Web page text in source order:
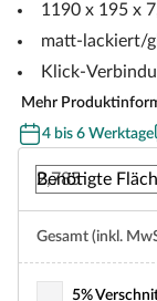
1190 x 195 x
matt-lackiert/
Klick-
Mehr
4 bis 6 Werktage
Benötigte
Gesamt (inkl.
5%